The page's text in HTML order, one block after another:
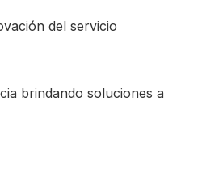
del servicio
brindando soluciones a